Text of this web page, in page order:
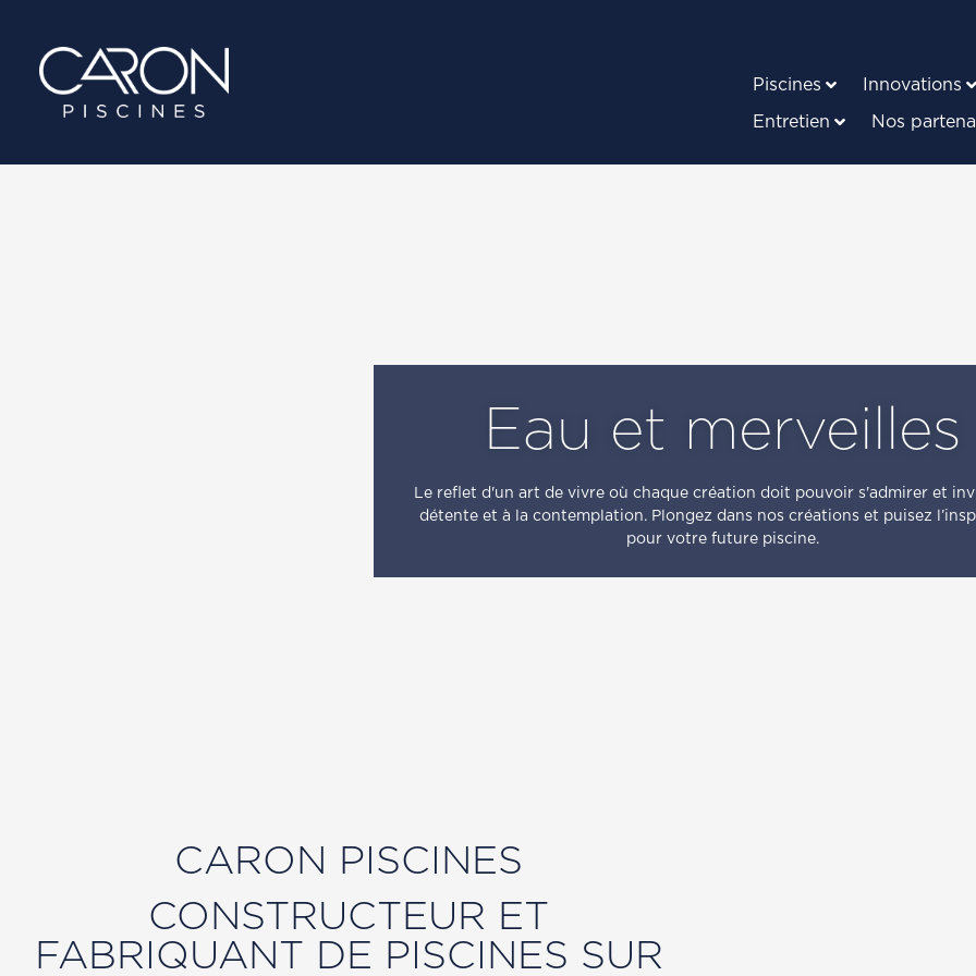
Piscines Innovations
Entretien Nos
Eau et merveilles
Le reflet d'un art de vivre où chaque création doit pouvoir s'admirer et
détente et à la contemplation. Plongez dans nos créations et puisez
pour votre future piscine.
CARON PISCINES
CONSTRUCTEUR ET
FABRIQUANT DE PISCINES SUR